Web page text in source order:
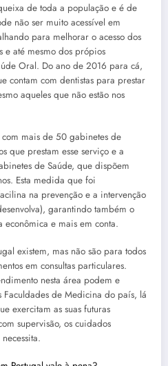
de toda a população e é de
não ser muito acessível em
para melhorar o acesso dos
e até mesmo dos própios
Oral. Do ano de 2016 para cá,
contam com dentistas para prestar
aqueles que não estão nos
mais de 50 gabinetes de
que prestam esse serviço e a
de Saúde, que dispõem
Esta medida que foi
na prevenção e a intervenção
garantindo também o
econômica e mais em conta.
existem, mas não são para todos
em consultas particulares.
nesta área podem e
de Medicina do país, lá
exercitam as suas futuras
supervisão, os cuidados